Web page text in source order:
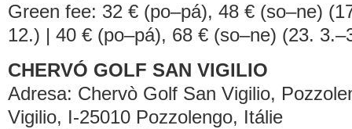
Green fee: 32 € (po–pá), 48 € (so–ne)
12.) | 40 € (po–pá), 68 € (so–ne) (23.
CHERVÓ GOLF SAN VIGILIO
Adresa: Chervò Golf San Vigilio,
Vigilio, I-25010 Pozzolengo, Itálie